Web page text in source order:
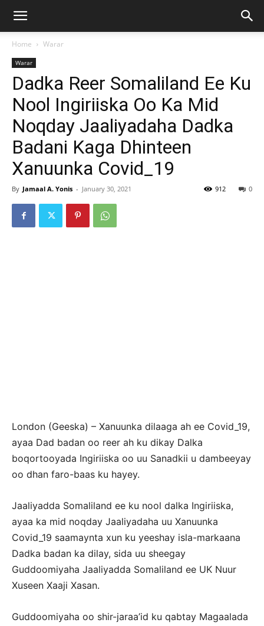
Home Warar
Warar
Dadka Reer Somaliland Ee Ku
Nool Ingiriiska Oo Ka Mid
Noqday Jaaliyadaha Dadka
Badani Kaga Dhinteen
Xanuunka Covid_19
By Jamaal A. Yonis - January 30, 2021 0
912
London (Geeska) – Xanuunka dilaaga ah ee Covid_19,
ayaa Dad badan oo reer ah ku dikay Dalka
boqortooyada Ingiriiska oo uu Sanadkii u dambeeyay
oo dhan faro-baas ku hayey.
Jaaliyadda Somaliland ee ku nool dalka Ingiriiska,
ayaa ka mid noqday Jaaliyadaha uu Xanuunka
Covid_19 saamaynta xun ku yeeshay isla-markaana
Dadka badan ka dilay, sida uu sheegay
Guddoomiyaha Jaaliyadda Somaliland ee UK Nuur
Xuseen Xaaji Xasan.
Guddoomiyaha oo shir-jaraa’id ku qabtay Magaalada